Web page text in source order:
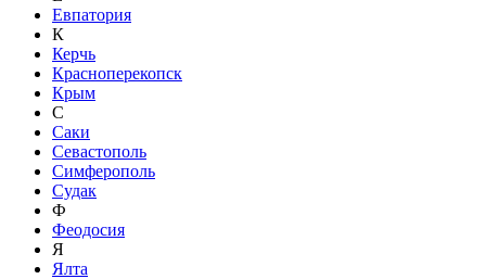
Евпатория
К
Керчь
Красноперекопск
Крым
С
Саки
Севастополь
Симферополь
Судак
Ф
Феодосия
Я
Ялта